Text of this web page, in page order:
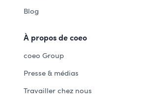
Blog
À propos de coeo
coeo Group
Presse & médias
Travailler chez nous